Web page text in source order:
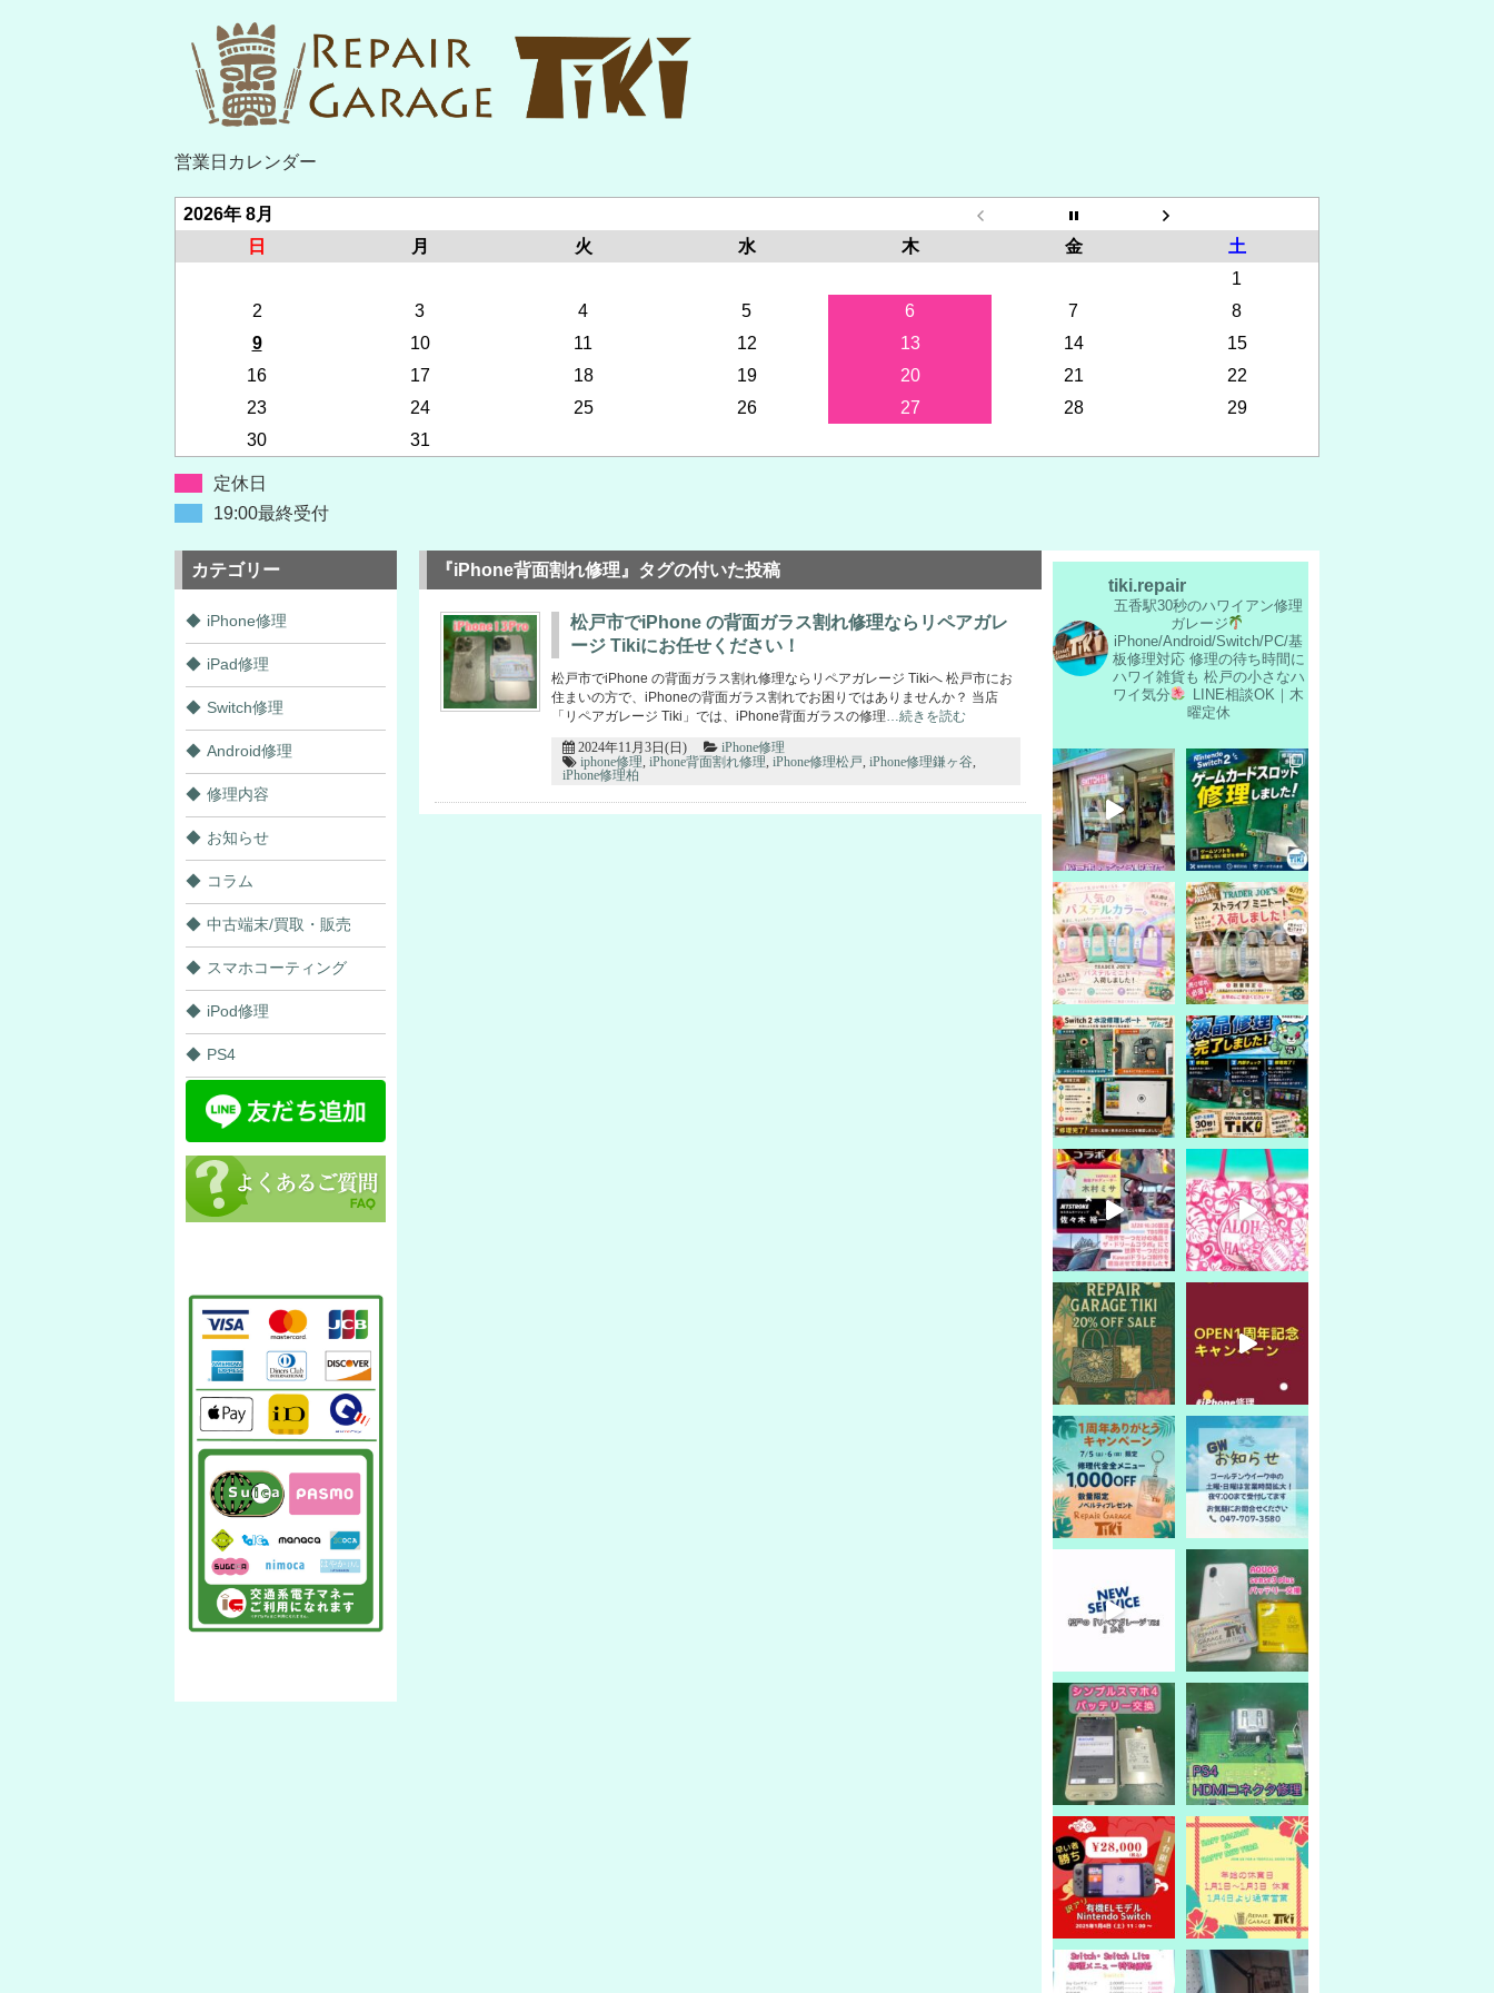
営業日カレンダー
2026年 8月
日
月 火 水 木 金
土
1
2
3 4 5 6 7
8
9
10 11 12 13 14
15
16
17 18 19 20 21
22
23
24 25 26 27 28
29
30
31
定休日
19:00最終受付
『iPhone背面割れ修理』タグの付いた投稿
松戸市でiPhone の背面ガラス割れ修理ならリペアガレ
ージ Tikiにお任せください！
松戸市でiPhone の背面ガラス割れ修理ならリペアガレージ Tikiへ 松戸市にお
住まいの方で、iPhoneの背面ガラス割れでお困りではありませんか？ 当店
「リペアガレージ Tiki」では、iPhone背面ガラスの修理…続きを読む
2024年11月3日(日)
iPhone修理
iphone修理 iPhone背面割れ修理 iPhone修理松戸 iPhone修理鎌ヶ谷
iPhone修理柏
カテゴリー
iPhone修理
iPad修理
Switch修理
Android修理
修理内容
お知らせ
コラム
中古端末/買取・販売
スマホコーティング
iPod修理
PS4
tiki.repair
五香駅30秒のハワイアン修理
ガレージ
iPhone/Android/Switch/PC/基
板修理対応修理の待ち時間に
ハワイ雑貨も 松戸の小さなハ
ワイ気分
LINE相談OK｜木
曜定休